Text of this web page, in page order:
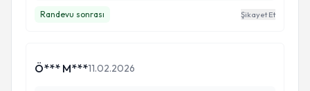
Randevu sonrası Şikayet Et
Ö*** M***11.02.2026